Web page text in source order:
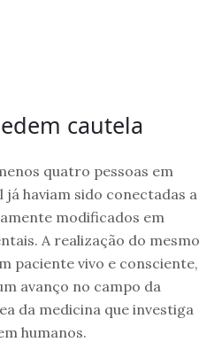
cautela
quatro pessoas em
haviam sido conectadas a
modificados em
A realização do mesmo
paciente vivo e consciente,
avanço no campo da
da medicina que investiga
humanos.